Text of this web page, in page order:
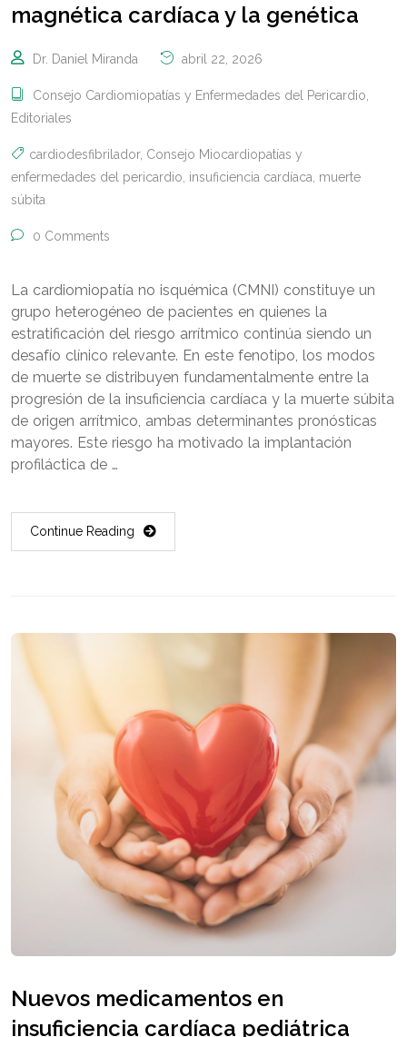
magnética cardíaca y la genética
Dr. Daniel Miranda abril 22, 2026
Consejo Cardiomiopatías y Enfermedades del Pericardio
Editoriales
cardiodesfibrilador, Consejo Miocardiopatías y
enfermedades del pericardio insuficiencia cardíaca muerte
súbita
0 Comments
La cardiomiopatía no isquémica (CMNI) constituye un
grupo heterogéneo de pacientes en quienes la
estratificación del riesgo arrítmico continúa siendo un
desafío clínico relevante. En este fenotipo, los modos
de muerte se distribuyen fundamentalmente entre la
progresión de la insuficiencia cardíaca y la muerte súbita
de origen arrítmico, ambas determinantes pronósticas
mayores. Este riesgo ha motivado la implantación
profiláctica de …
Continue Reading
Nuevos medicamentos en
insuficiencia cardíaca pediátrica